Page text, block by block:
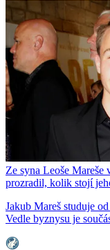
Ze syna Leoše
prozradil, kolik stojí
Jakub Mareš studuje
Vedle byznysu je